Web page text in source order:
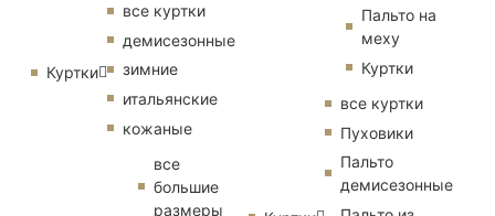
Куртки
все куртки
демисезонные
зимние
итальянские
кожаные
все
большие
размеры
Пальто на
меху
Куртки
все куртки
Пуховики
Пальто
демисезонные